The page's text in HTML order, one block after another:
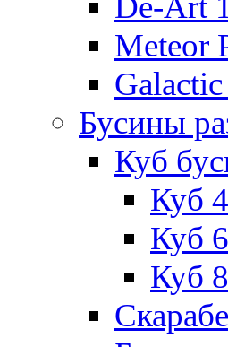
Meteor
Бусины
Куб
Куб
Куб
Куб